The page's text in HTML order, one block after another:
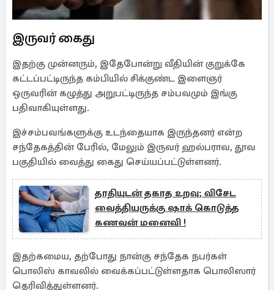
இருவர் கைது
இதற்கு முன்னரும், இதேபோன்று வீதியின் குறுக்கே
கட்டப்பட்டிருந்த கம்பியில் சிக்குண்ட இளைஞர்
ஒருவரின் கழுத்து அறுபட்டிருந்த சம்பவமும் இங்கு
பதிவாகியுள்ளது.
இச்சம்பவங்களுக்கு உடந்தையாக இருந்தனர் என்ற
சந்தேகத்தின் பேரில், மேலும் இருவர் ஹல்பராவ, தூவ
பகுதியில் வைத்து கைது செய்யப்பட்டுள்ளனர்.
தாதியுடன் தகாத உறவு; விசேட
வைத்தியருக்கு ஷாக் கொடுத்த
கணவன் மனைவி !
இதற்கமைய, தற்போது நான்கு சந்தேக நபர்கள்
பொலிஸ் காவலில் வைக்கப்பட்டுள்ளதாக பொலிஸார்
தெரிவித்துள்ளனர்.